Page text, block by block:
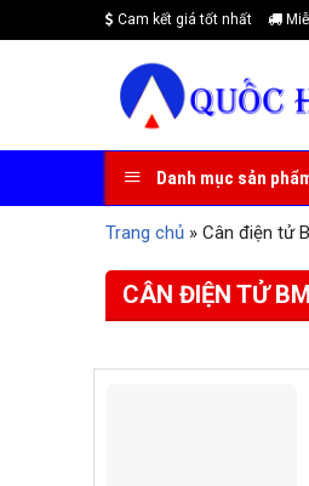
to
Cam kết giá tốt nhất
Danh mục sản
Trang chủ » Cân điện tử
CÂN ĐIỆN TỬ